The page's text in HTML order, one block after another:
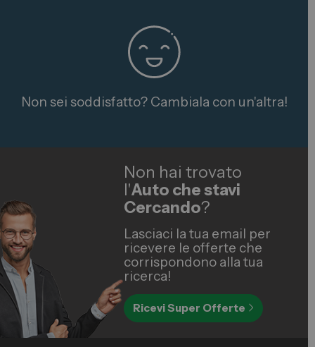
Non sei soddisfatto? Cambiala con un'altra!
Non hai trovato
l'Auto che stavi
Cercando?
Lasciaci la tua email per
ricevere le offerte che
corrispondono alla tua
ricerca!
Ricevi Super Offerte